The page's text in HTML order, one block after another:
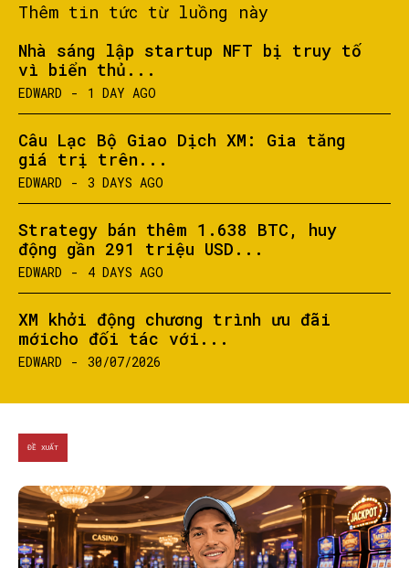
Thêm tin tức từ luồng này
Nhà sáng lập startup NFT bị truy tố
vì biển thủ...
EDWARD - 1 DAY AGO
Câu Lạc Bộ Giao Dịch XM: Gia tăng
giá trị trên...
EDWARD - 3 DAYS AGO
Strategy bán thêm 1.638 BTC, huy
động gần 291 triệu USD...
EDWARD - 4 DAYS AGO
XM khởi động chương trình ưu đãi
mớicho đối tác với...
EDWARD - 30/07/2026
ĐỀ XUẤT